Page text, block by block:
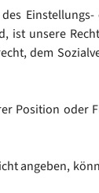
Einstellungs-
ist unsere
dem
Position oder
angeben,